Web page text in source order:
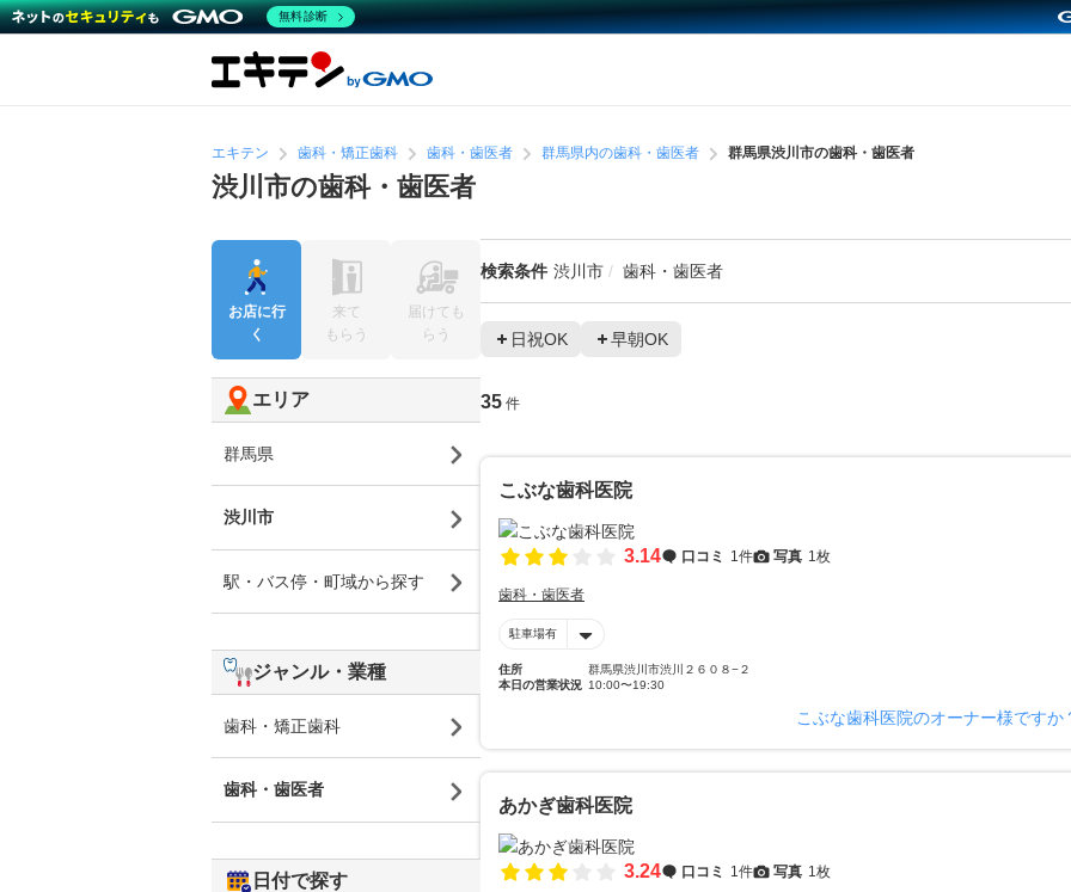
エキテン 歯科・矯正歯科 歯科・歯医者 群馬県内の歯科・歯医者 群馬県渋川市の歯科・歯医者
渋川市の歯科・歯医者
検索条件 渋川市 歯科・歯医者
日祝OK 早朝OK
35 件
こぶな歯科医院
3.14 口コミ 1件 写真 1枚
歯科・歯医者
駐車場有
住所
群馬県渋川市渋川２６０８−２
本日の営業状況 10:00〜19:30
こぶな歯科医院のオーナー様ですか
あかぎ歯科医院
3.24 口コミ 1件 写真 1枚
お店に行
く
来て
もらう
届けても
らう
エリア
群馬県
渋川市
駅・バス停・町域から探す
ジャンル・業種
歯科・矯正歯科
歯科・歯医者
日付で探す
無料診断